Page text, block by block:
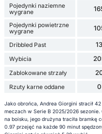
Pojedynki naziemne
wygrane
Pojedynki powietrzne
wygrane
Dribbled Past 13
Wybicia
Zablokowane strzały
Rzuty karne oddane 0
Jako obrońca, Andrea Giorgini stracił
meczach w Serie B 2025/2026
na boisku, jego drużyna traciła bramkę
0.97 przejęć na każde 90 minut